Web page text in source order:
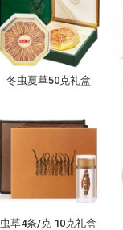
冬虫夏草50克礼盒
虫草4条/克 10克礼盒